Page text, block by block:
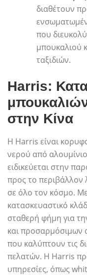
διαθέτουν
που
μπουκαλιού
ταξιδιών.
Harris:
στην Κίνα
Η Harris είναι
νερού από
ειδικεύεται στην
προς το περιβάλλον
σε όλο τον κόσμο.
κατασκευαστικό
σταθερή φήμη για
και προσαρμόσιμων
που καλύπτουν τις
πελατών. Η Harris
υπηρεσίες, όπως